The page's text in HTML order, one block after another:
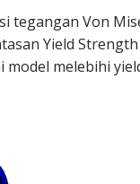
tegangan Von
Yield
model melebihi